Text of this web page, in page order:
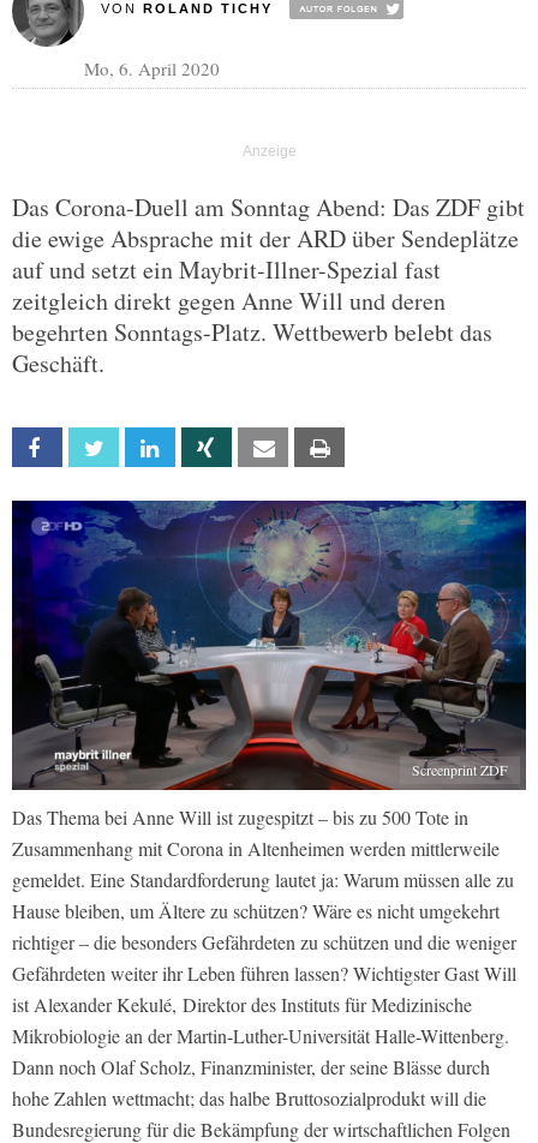
VON ROLAND TICHY
Mo, 6. April 2020
Das Corona-Duell am Sonntag Abend: Das ZDF gibt
die ewige Absprache mit der ARD über Sendeplätze
auf und setzt ein Maybrit-Illner-Spezial fast
zeitgleich direkt gegen Anne Will und deren
begehrten Sonntags-Platz. Wettbewerb belebt das
Geschäft.
Facebook Twitter Linkedin Xing Email
Screenprint ZDF
Das Thema bei Anne Will ist zugespitzt – bis zu 500 Tote in
Zusammenhang mit Corona in Altenheimen werden mittlerweile
gemeldet. Eine Standardforderung lautet ja: Warum müssen alle zu
Hause bleiben, um Ältere zu schützen? Wäre es nicht umgekehrt
richtiger – die besonders Gefährdeten zu schützen und die weniger
Gefährdeten weiter ihr Leben führen lassen? Wichtigster Gast Will
ist Alexander Kekulé, Direktor des Instituts für Medizinische
Mikrobiologie an der Martin-Luther-Universität Halle-Wittenberg.
Dann noch Olaf Scholz, Finanzminister, der seine Blässe durch
hohe Zahlen wettmacht; das halbe Bruttosozialprodukt will die
Bundesregierung für die Bekämpfung der wirtschaftlichen Folgen